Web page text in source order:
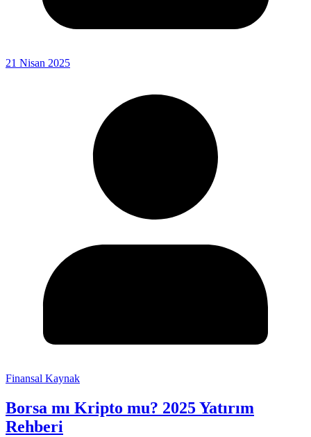
21 Nisan 2025
Finansal Kaynak
Borsa mı Kripto mu? 2025 Yatırım
Rehberi